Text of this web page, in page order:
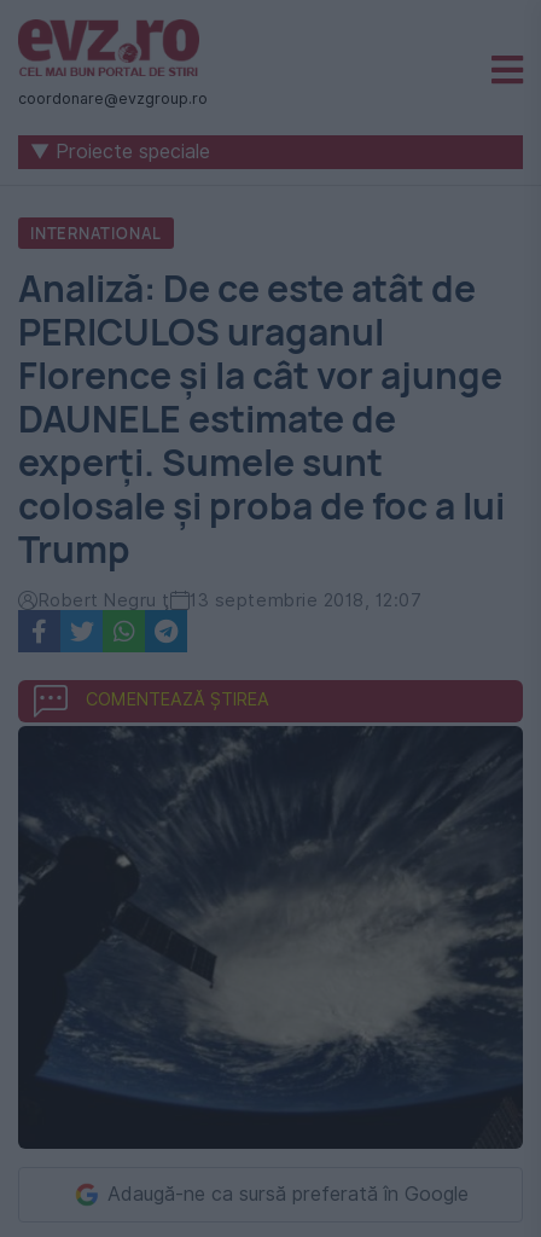
Știri
naționale
internaționale
România
-
Evenimentul
Zilei
coordonare@evzgroup.ro
▼ Proiecte speciale
INTERNATIONAL
Analiză: De ce este atât de
PERICULOS uraganul
Florence şi la cât vor ajunge
DAUNELE estimate de
experţi. Sumele sunt
colosale şi proba de foc a lui
Trump
Robert Negru ţ 13 septembrie 2018, 12:07
COMENTEAZĂ ȘTIREA
Adaugă-ne ca sursă preferată în Google